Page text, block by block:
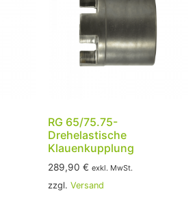
RG 65/75.75-
Drehelastische
Klauenkupplung
289,90 € exkl. MwSt.
zzgl. Versand